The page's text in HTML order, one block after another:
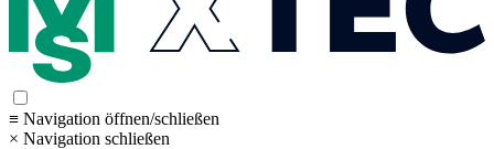
≡ Navigation öffnen/schließen
× Navigation schließen